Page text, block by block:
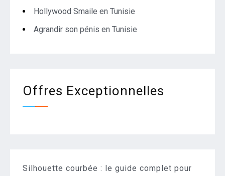
Hollywood Smaile en Tunisie
Agrandir son pénis en Tunisie
Offres Exceptionnelles
Silhouette courbée : le guide complet pour